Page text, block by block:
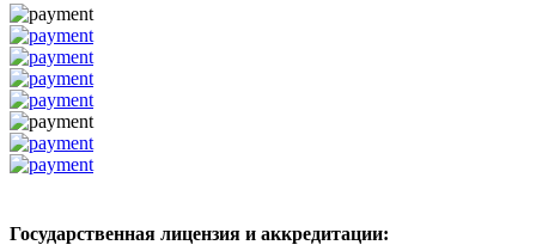
Государственная лицензия и аккредитации: